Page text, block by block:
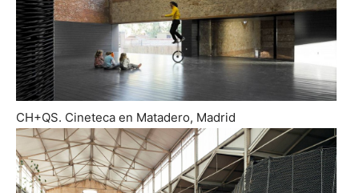
CH+QS. Cineteca en Matadero, Madrid